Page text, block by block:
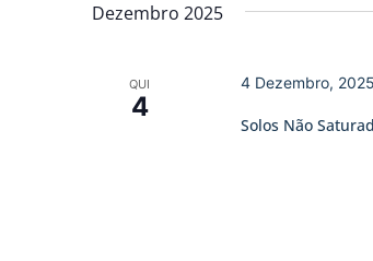
Eventos
Dezembro 2025
QUI
4
Solos Não
4 Dezembro,